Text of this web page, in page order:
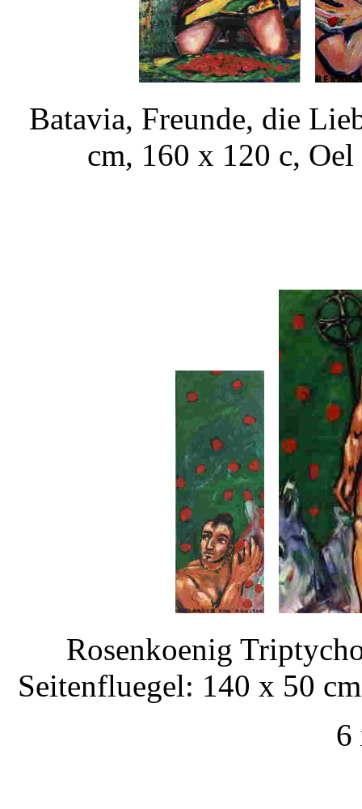
Batavia, Freunde, die
cm, 160 x 120 c,
Rosenkoenig
Seitenfluegel: 140 x 50
6